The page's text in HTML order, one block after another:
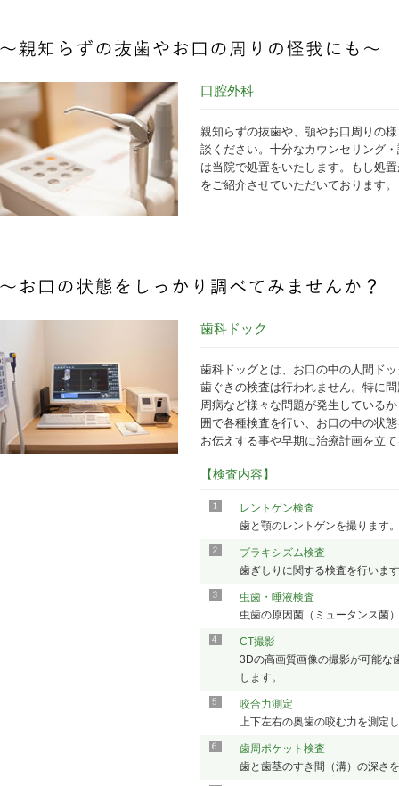
口腔外科
親知らずの抜歯や、顎やお口周りの
談ください。十分なカウンセリング
は当院で処置をいたします。もし処
をご紹介させていただいております。
歯科ドック
歯科ドッグとは、お口の中の人間ド
歯ぐきの検査は行われません。特に
周病など様々な問題が発生している
囲で各種検査を行い、お口の中の状
お伝えする事や早期に治療計画を立
【検査内容】
レントゲン検査
歯と顎のレントゲンを撮ります。
ブラキシズム検査
歯ぎしりに関する検査を行いま
虫歯・唾液検査
虫歯の原因菌（ミュータンス菌
CT撮影
3Dの高画質画像の撮影が可能な
します。
咬合力測定
上下左右の奥歯の咬む力を測定
歯周ポケット検査
歯と歯茎のすき間（溝）の深さ